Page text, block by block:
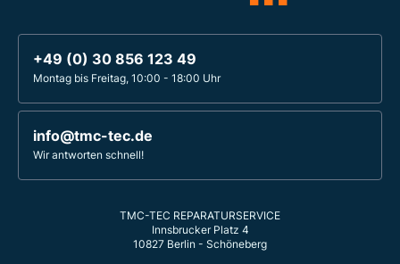
+49 (0) 30 856 123 49
Montag bis Freitag, 10:00 - 18:00 Uhr
info@tmc-tec.de
Wir antworten schnell!
TMC-TEC REPARATURSERVICE
Innsbrucker Platz 4
10827 Berlin - Schöneberg